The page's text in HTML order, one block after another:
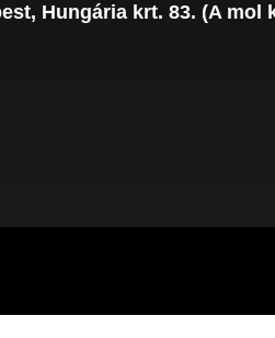
Hungária krt. 83. (A mol